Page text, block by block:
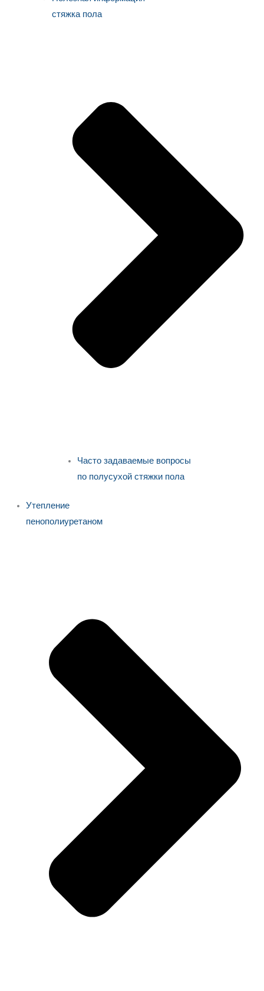
стяжка пола
Часто задаваемые вопросы
по полусухой стяжки пола
Утепление
пенополиуретаном